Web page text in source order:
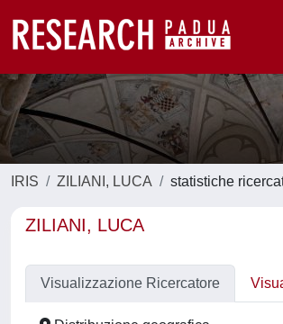
IRIS ZILIANI, LUCA statistiche
ZILIANI, LUCA
Visualizzazione Ricercatore